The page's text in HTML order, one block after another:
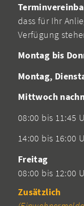
dass für Ihr
Verfügung
Montag bis
Montag,
Mittwoch
08:00 bis 11:45
14:00 bis 16:00
Freitag
08:00 bis 12:00
Zusätzlich